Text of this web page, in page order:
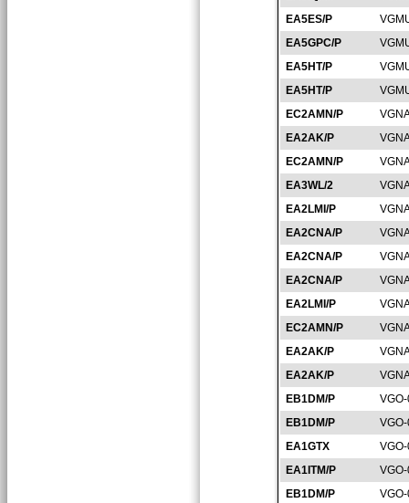
EA5ES/P
EA5GPC/P
EA5HT/P
EA5HT/P
EC2AMN/P
EA2AK/P
EC2AMN/P
EA3WL/2
EA2LMI/P
EA2CNA/P
EA2CNA/P
EA2CNA/P
EA2LMI/P
EC2AMN/P
EA2AK/P
EA2AK/P
EB1DM/P
EB1DM/P
EA1GTX
EA1ITM/P
EB1DM/P